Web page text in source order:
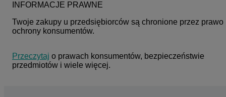
INFORMACJE PRAWNE
Twoje zakupy u przedsiębiorców są chronione przez prawo
ochrony konsumentów.
Przeczytaj o prawach konsumentów, bezpieczeństwie
przedmiotów i wiele więcej.